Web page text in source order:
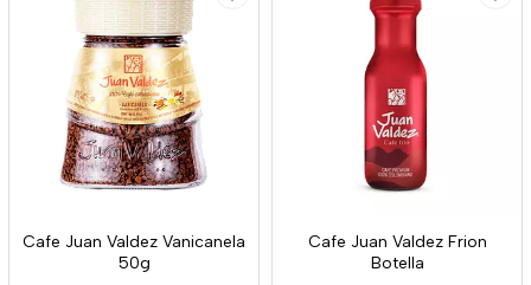
Cafe Juan Valdez Vanicanela
50g
Cafe Juan Valdez Frion
Botella